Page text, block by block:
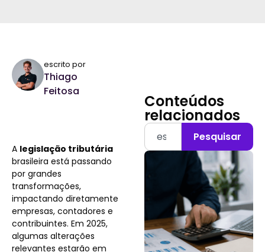
escrito por
Thiago
Feitosa
A legislação tributária
brasileira está passando
por grandes
transformações,
impactando diretamente
empresas, contadores e
contribuintes. Em 2025,
algumas alterações
relevantes estarão em
Conteúdos
relacionados
Pesquisar